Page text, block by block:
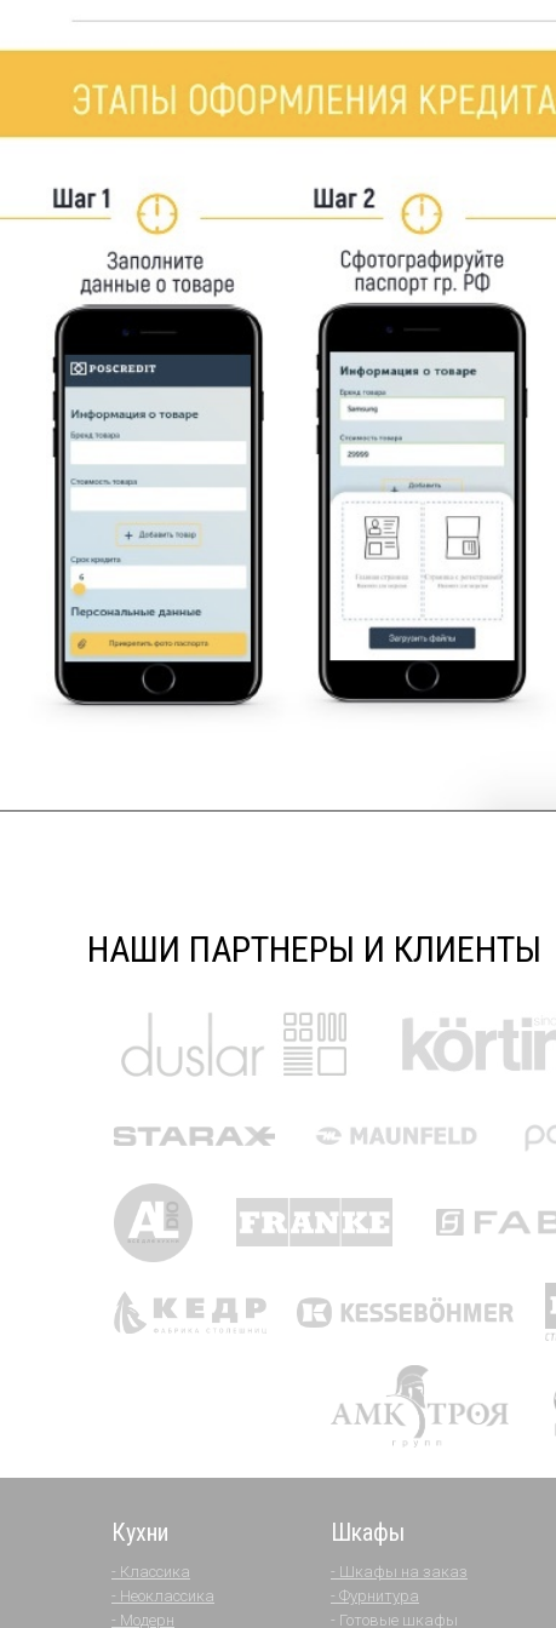
Для самостоятельного оформления рассрочки/
Покупатель с помощью кредитного
При возникновении вопросов, покупатель может
Кнопка “оформить рассрочку/кредит”
(Вы должны быть старше 18 лет. потребуется
Запрос отправляется одновременно во все
В течении нескольких минут Вы получите на
Нужно выбрать из одобренных банк кредитор.
В течении 15-30 минут с покупателем
Покупатель подписывает документы на кредит.
В арсенале POS credit следующие способы
После подписания покупателем пакета
Если оформлении договора Купли-продажи
оформлении договора Купли-продажи будет
покупки.
НАШИ ПАРТНЕРЫ И КЛИЕНТЫ
Кухни
- Классика
- Неоклассика
- Модерн
Шкафы
- Шкафы на заказ
- Фурнитура
- Готовые шкафы